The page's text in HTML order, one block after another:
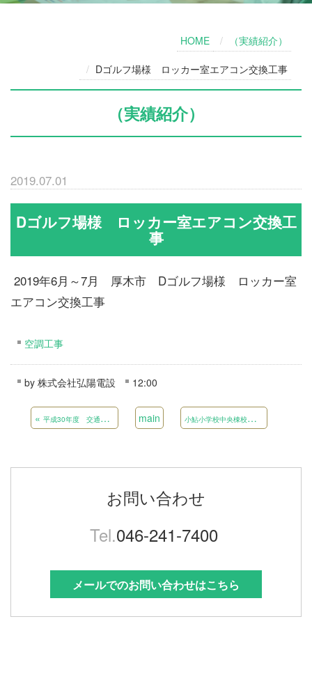
HOME （実績紹介）
Dゴルフ場様 ロッカー室エアコン交換工事
（実績紹介）
2019.07.01
Dゴルフ場様 ロッカー室エアコン交換工
事
2019年6月～7月 厚木市 Dゴルフ場様 ロッカー室
エアコン交換工事
空調工事
by 株式会社弘陽電設 12:00
«平成30年度 交通安全施設等整備工事 県単（その7） 交通安全施設補修工事 県単（その3） main 小
鮎小学校中央棟校舎 トイレ改修(衛生)工事
お問い合わせ
Tel.046-241-7400
メールでのお問い合わせはこちら